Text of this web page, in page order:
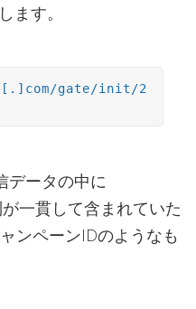
ます。
gate/init/2
データの中に
一貫して含まれていた
ンペーンIDのようなも